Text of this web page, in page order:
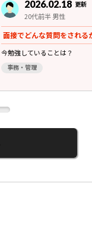
2026.02.18 更新
20代前半 男性
面接でどんな質問をされる
今勉強していることは？
事務・管理